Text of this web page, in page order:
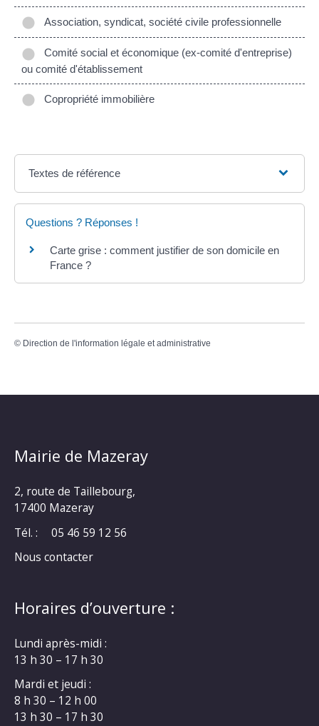
Association, syndicat, société civile professionnelle
Comité social et économique (ex-comité d'entreprise)
ou comité d'établissement
Copropriété immobilière
Textes de référence
Questions ? Réponses !
Carte grise : comment justifier de son domicile en
France ?
© Direction de l'information légale et administrative
Mairie de Mazeray
2, route de Taillebourg,
17400 Mazeray
Tél. :
05 46 59 12 56
Nous contacter
Horaires d’ouverture :
Lundi après-midi :
13 h 30 – 17 h 30
Mardi et jeudi :
8 h 30 – 12 h 00
13 h 30 – 17 h 30